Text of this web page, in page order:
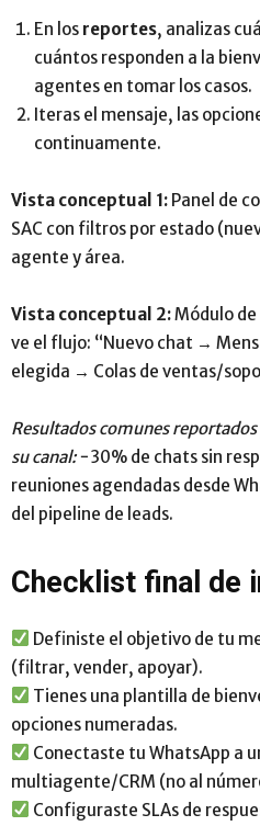
En los reportes, analizas
cuántos responden a la
agentes en tomar los casos.
Iteras el mensaje, las
continuamente.
Vista conceptual 1: Panel de
SAC con filtros por estado
agente y área.
Vista conceptual 2:Módulo
ve el flujo: “Nuevo chat →
elegida → Colas de ventas/
Resultados comunes
su canal:−30% de chats sin
reuniones agendadas desde
del pipeline de leads.
Checklist final de
Definiste el objetivo de tu
(filtrar, vender, apoyar).
Tienes una plantilla de
opciones numeradas.
Conectaste tu WhatsApp a
multiagente/CRM (no al
Configuraste SLAs de